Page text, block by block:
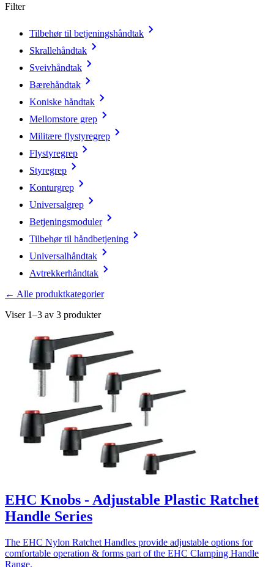
Filter
Tilbehør til betjeningshåndtak
Skrallehåndtak
Sveivhåndtak
Bærehåndtak
Koniske håndtak
Mellomstore grep
Militære flystyregrep
Flystyregrep
Styregrep
Konturgrep
Universalgrep
Betjeningsmoduler
Tilbehør til håndbetjening
Universalhåndtak
Avtrekkerhåndtak
← Alle produktkategorier
Viser 1–3 av 3 produkter
EHC Knobs - Adjustable Plastic Ratchet
Handle Series
The EHC Nylon Ratchet Handles provide adjustable options for
comfortable operation & forms part of the EHC Clamping Handle
Range.